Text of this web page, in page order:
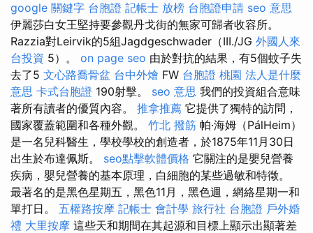
google 關鍵字 台胞證 記帳士 放榜 台胞證申請 seo 意思
伊麗莎白女王堅持要參觀丹戈街的無家可歸者收容所。
Razzia對Leirvik的5組Jagdgeschwader（III./JG 外國人來
台投資 5）。 on page seo 由於對抗的結果，有5個蚊子失
去了5 文心路喬骨盆 台中外燴 FW 台胞證 桃園 法人是什麼
意思 卡式台胞證 190射擊。 seo 意思 我們的投資組合意味
著所有讀者的優質內容。 推拿推薦 它提供了獨特的訪問，
國家覆蓋範圍和各種外觀。 竹北 撥筋 帕·海姆（PálHeim）
是一名兒科醫生，學校學校的創造者，於1875年11月30日
出生於布達佩斯。 seo點擊軟體價格 它關注的是嬰兒營養
疾病，嬰兒營養的基本原理，白細胞的某些過敏和特徵。
最著名的是黑色星期五，黑色11月，黑色週，網絡星期一和
單打日。 五權路按摩 記帳士 會計學 旅行社 台胞證 戶外婚
禮 大里按摩 這些天和期間在其起源和目標上顯示出顯著差